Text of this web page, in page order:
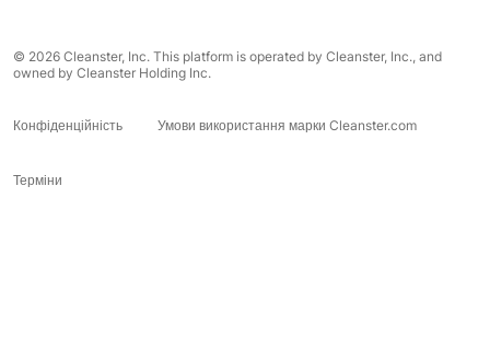
© 2026 Cleanster, Inc. This platform is operated by Cleanster, Inc., and
owned by Cleanster Holding Inc.
Конфіденційність Умови використання марки Cleanster.com
Терміни